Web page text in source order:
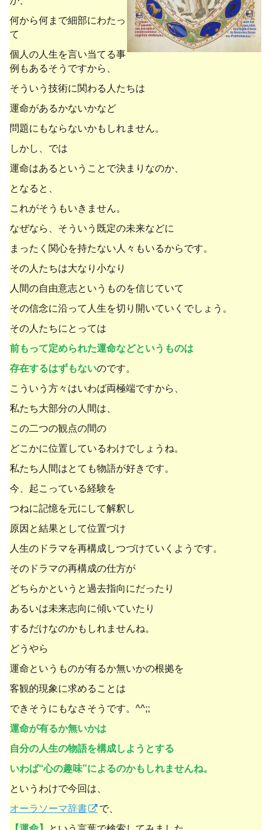
何から何まで細部にわたっ
て
個人の人生を言い当てる事
例もあるそうですから、
そういう技術に関わる人たちは
運命があるかないかなど
問題にもならないかもしれません。
しかし、では
運命はあるということで決まりなのか、
となると、
これがそうもいきません。
なぜなら、そういう既定の未来などに
まったく関心を持たない人々もいるからです。
その人たちは大なり小なり
人間の自由意志というものを信じていて
その信念に沿って人生を切り開いていくでしょう。
その人たちにとっては
前もって定められた運命などというものは
存在するはずもないのです。
こういう方々はいわば両極端ですから、
私たち大部分の人間は、
この二つの観点の間の
どこかに位置しているわけでしょうね。
私たち人間はとても物語が好きです。
今、起こっている経験を
つねに記憶を元にして解釈し
原因と結果として位置づけ
人生のドラマを再構成しつづけていくようです。
そのドラマの再構成の仕方が
どちらかというと過去指向にだったり
あるいは未来志向に傾いていたり
するだけなのかもしれませんね。
どうやら
運命というものが有るか無いかの根拠を
客観的現象に求めることは
できそうにもなさそうです。^^;;
運命が有るか無いかは
自分の人生の物語を構成しようとする
いわば“心の趣味”によるのかもしれませんね。
というわけで今回は、
オーラソーマ辞書
で、